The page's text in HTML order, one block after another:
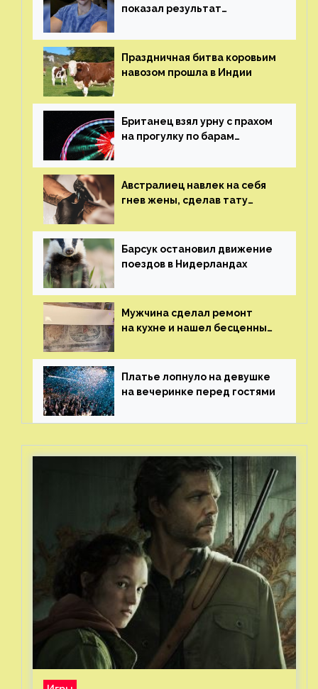
показал результат
Праздничная битва коровьим
навозом прошла в Индии
Британец взял урну с прахом
на прогулку по барам
Австралиец навлек на себя
гнев жены, сделав тату
Барсук остановил движение
поездов в Нидерландах
Мужчина сделал ремонт
на кухне и нашел бесценные
Платье лопнуло на девушке
на вечеринке перед гостями